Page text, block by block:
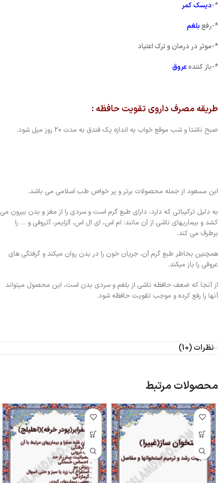
*-دیسک کمر
*-رفعبلغم
*-موثر در درمان و ترک اعتیاد
*-باز کنندهعروق
طریقه مصرف داروی تقویت حافظه :
صبح ناشتا و شب موقع خواب به اندازه یک فندق به مدت 20 روز میل شود.
ابن مسعود از جمله محصولات برتر و پر خواص طب اسلامی می باشد.
به دلیل ترکیباتی که دارد، دارای طبع گرم است و سردی را از مغز و بدن بیرون می
کشد و بیماریهای ناشی از آن مانند: ام اس، ای ال اس، آلزایمر، آتروفی و … را
برطرف می کند.
همچنین بخاطر طبع گرم آن، جریان خون را در بدن روان میکند و گرفتگی های
عروقی را باز میکند.
از آنجا که ضعف حافظه ناشی از بلغم و سردی بدن است، این محصول میتواند
آنها را رفع کرده و موجب تقویت حافظه شود.
نظرات (10)
محصولات مرتبط